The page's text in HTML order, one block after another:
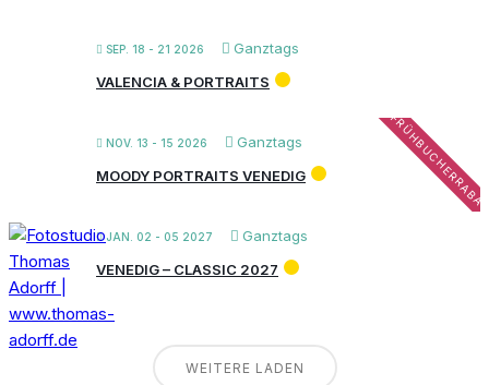
SEP. 18 - 21 2026
Ganztags
VALENCIA & PORTRAITS
NOV. 13 - 15 2026 Ganztags
MOODY PORTRAITS VENEDIG
JAN. 02 - 05 2027
Ganztags
VENEDIG – CLASSIC 2027
WEITERE LADEN